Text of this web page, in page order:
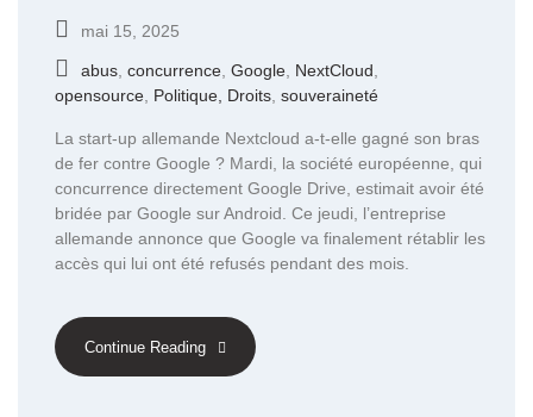
mai 15, 2025
abus concurrence Google NextCloud
opensource Politique, Droits souveraineté
La start-up allemande Nextcloud a-t-elle gagné son bras
de fer contre Google ? Mardi, la société européenne, qui
concurrence directement Google Drive, estimait avoir été
bridée par Google sur Android. Ce jeudi, l’entreprise
allemande annonce que Google va finalement rétablir les
accès qui lui ont été refusés pendant des mois.
Continue Reading